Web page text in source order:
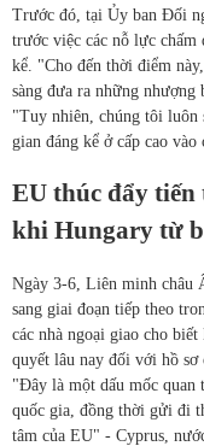
Trước đó, tại Ủy ban Đối
trước việc các nỗ lực chấm
kể. "Cho đến thời điểm
sàng đưa ra những nhượng
"Tuy nhiên, chúng tôi luôn
gian đáng kể ở cấp cao
EU thúc đẩy
khi Hungary từ
Ngày 3-6, Liên minh châu
sang giai đoạn tiếp theo
các nhà ngoại giao cho
quyết lâu nay đối với hồ sơ
"Đây là một dấu mốc quan
quốc gia, đồng thời gửi đi
tâm của EU" - Cyprus,